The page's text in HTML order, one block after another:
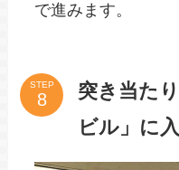
で進みます。
STEP
突き当た
ビル」に